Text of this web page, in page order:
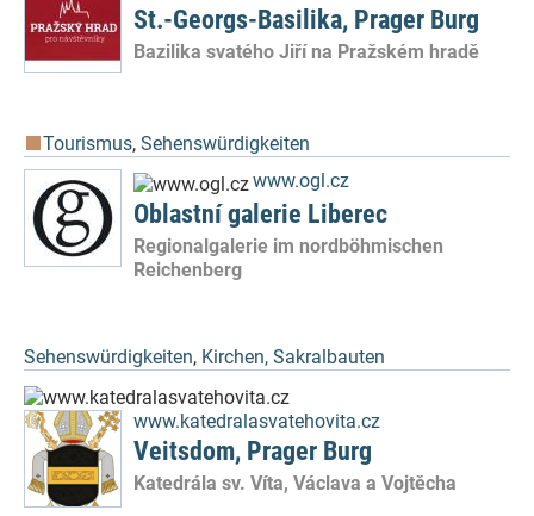
St.-Georgs-Basilika, Prager Burg
Bazilika svatého Jiří na Pražském hradě
Tourismus, Sehenswürdigkeiten
www.ogl.cz
Oblastní galerie Liberec
Regionalgalerie im nordböhmischen
Reichenberg
Sehenswürdigkeiten, Kirchen, Sakralbauten
www.katedralasvatehovita.cz
Veitsdom, Prager Burg
Katedrála sv. Víta, Václava a Vojtěcha